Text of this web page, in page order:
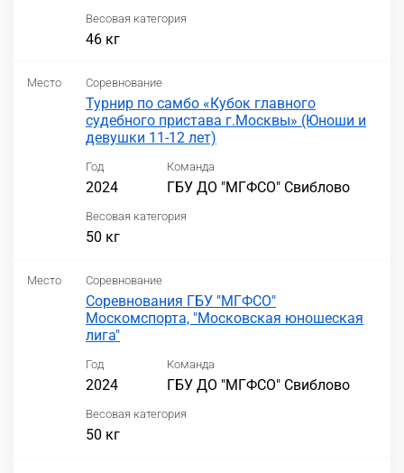
Весовая категория
46 кг
Место Соревнование
Турнир по самбо «Кубок главного
судебного пристава г.Москвы» (Юноши и
девушки 11-12 лет)
Год
2024
Команда
ГБУ ДО "МГФСО" Свиблово
Весовая категория
50 кг
Место Соревнование
Соревнования ГБУ "МГФСО"
Москомспорта, "Московская юношеская
лига"
Год
2024
Команда
ГБУ ДО "МГФСО" Свиблово
Весовая категория
50 кг